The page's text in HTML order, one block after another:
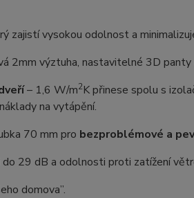
zajistí vysokou odolnost a
2mm výztuha, nastavitelné 3D
–⁠ 1,6 W/m2K přinese spolu s
na vytápění.
70 mm pro bezproblémové a
29 dB a odolnosti proti zatížení
domova”.